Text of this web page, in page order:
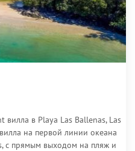
вилла в Playa Las Ballenas, Las
на первой линии океана
с прямым выходом на пляж и